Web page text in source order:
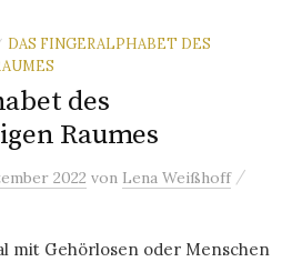
DAS FINGERALPHABET DES
des
Raumes
2022 von Lena Weißhoff /
mit Gehörlosen oder Menschen